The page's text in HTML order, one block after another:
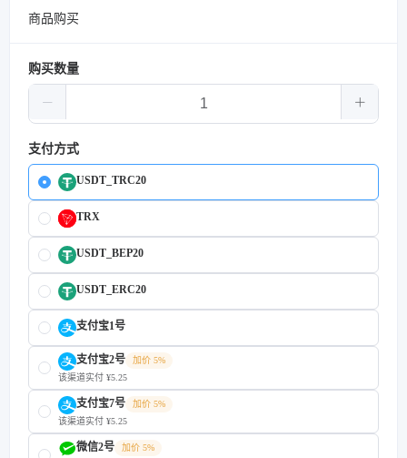
商品购买
购买数量
支付方式
USDT_TRC20
TRX
USDT_BEP20
USDT_ERC20
支付宝1号
支付宝2号
加价 5%
该渠道实付 ¥5.25
支付宝7号
加价 5%
该渠道实付 ¥5.25
微信2号
加价 5%